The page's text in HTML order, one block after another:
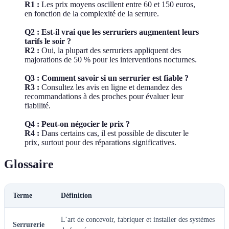
R1 : Les prix moyens oscillent entre 60 et 150 euros,
en fonction de la complexité de la serrure.
Q2 : Est-il vrai que les serruriers augmentent leurs
tarifs le soir ?
R2 : Oui, la plupart des serruriers appliquent des
majorations de 50 % pour les interventions nocturnes.
Q3 : Comment savoir si un serrurier est fiable ?
R3 : Consultez les avis en ligne et demandez des
recommandations à des proches pour évaluer leur
fiabilité.
Q4 : Peut-on négocier le prix ?
R4 : Dans certains cas, il est possible de discuter le
prix, surtout pour des réparations significatives.
Glossaire
Terme Définition
Serrurerie
L’art de concevoir, fabriquer et installer des systèmes